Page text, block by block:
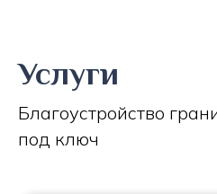
Услуги
Благоустройство
под ключ